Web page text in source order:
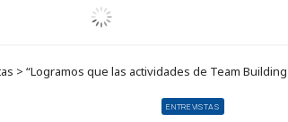
> “Logramos que las actividades de Team
ENTREVISTAS